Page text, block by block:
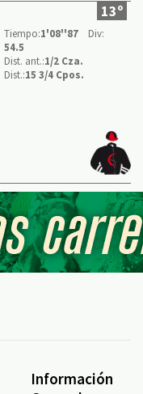
13º
Tiempo:1'08''87
Div:
54.5
Dist. ant.:1/2 Cza.
Dist.:15 3/4 Cpos.
Información